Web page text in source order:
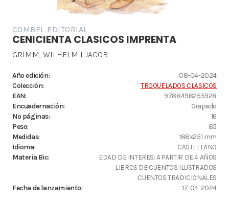
COMBEL EDITORIAL
CENICIENTA CLASICOS IMPRENTA
GRIMM, WILHELM I JACOB
Año edición:
08-04-2024
Colección:
TROQUELADOS CLASICOS
EAN:
9788498255928
Encuadernación:
Grapado
Nº páginas:
16
Peso:
85
Medidas:
188x251 mm
Idioma:
CASTELLANO
Materia Bic:
EDAD DE INTERES: A PARTIR DE 4 AÑOS
LIBROS DE CUENTOS ILUSTRADOS
CUENTOS TRADICIONALES
Fecha de lanzamiento:
17-04-2024